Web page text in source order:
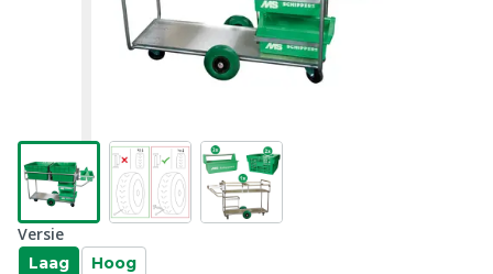
Versie
Laag Hoog